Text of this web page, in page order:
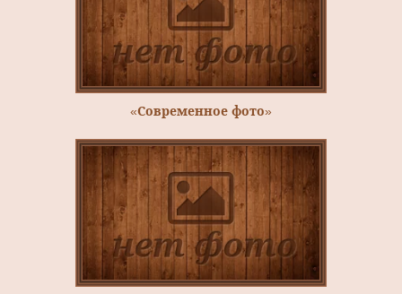
«Современное фото»